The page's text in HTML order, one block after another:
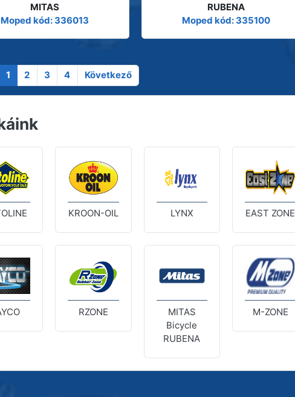
MITAS
Moped kód: 336013
RUBENA
Moped kód: 335100
1 2 3 4 Következő
KROON-OIL LYNX EAST ZONE
RZONE
MITAS
Bicycle
RUBENA
M-ZONE